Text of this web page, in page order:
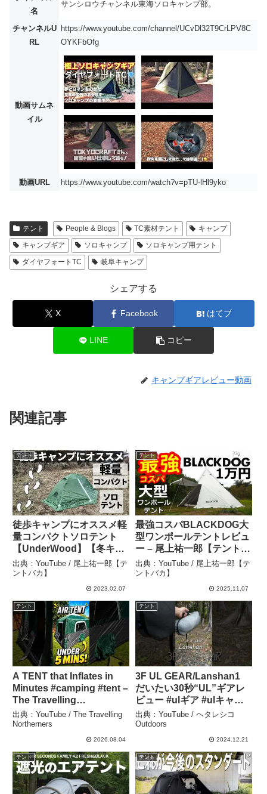
名
サンシロウチャンネル東海ソロキャンプ部。
チャンネルU
RL
https://www.youtube.com/channel/UCvDl32T9CrLPV8C
OYKFbOfg
動画サムネ
イル
動画URL https://www.youtube.com/watch?v=pTU-lHl9yko
テント People & Blogs TC素材テント
キャンプ
キャンプギア
ソロキャンプ
ソロキャンプ用テント
ダイヤフォートTC
岐阜キャンプ
シェアする
X Facebook はてブ
LINE コピー
キャンプギアレビュー動画
関連記事
テント
徒歩キャンプにオススメ軽
量コンパクトソロテント
【UnderWood】【冬キャ
ンプ】 – 尾上祐一郎【テン
トバカ】
出典：YouTube / 尾上祐一郎【テ
ントバカ】
2023.02.07
テント
最強コスパBLACKDOG大
型ワンポールテントレビュ
ー – 尾上祐一郎【テントバ
カ】
出典：YouTube / 尾上祐一郎【テ
ントバカ】
2025.11.07
テント
A TENT that Inflates in
Minutes #camping #tent –
The Travelling
Northerners
出典：YouTube / The Travelling
Northerners
2026.08.04
テント
3F UL GEAR/Lanshan1
だいたい30秒“UL”ギアレ
ビュー #ulギア #ulキャン
プギア #おすすめキャンプ
道具 #軽量キャンプギア
#ulテント – ヘタレシコ
出典：YouTube / ヘタレシコ
Outdoors
2024.12.21
テント テント